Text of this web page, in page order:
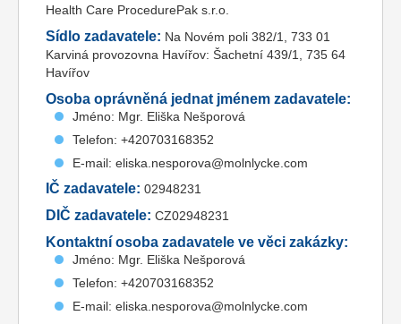
Health Care ProcedurePak s.r.o.
Sídlo zadavatele: Na Novém poli 382/1, 733 01
Karviná provozovna Havířov: Šachetní 439/1, 735 64
Havířov
Osoba oprávněná jednat jménem zadavatele:
Jméno: Mgr. Eliška Nešporová
Telefon: +420703168352
E-mail: eliska.nesporova@molnlycke.com
IČ zadavatele: 02948231
DIČ zadavatele: CZ02948231
Kontaktní osoba zadavatele ve věci zakázky:
Jméno: Mgr. Eliška Nešporová
Telefon: +420703168352
E-mail: eliska.nesporova@molnlycke.com